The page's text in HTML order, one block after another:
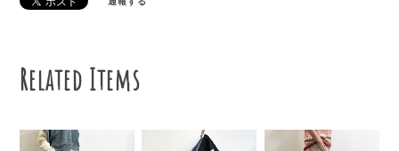
Related Items